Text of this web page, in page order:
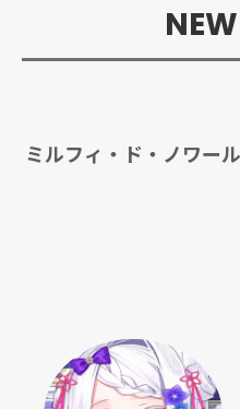
ミルフィ・ド・ノワール